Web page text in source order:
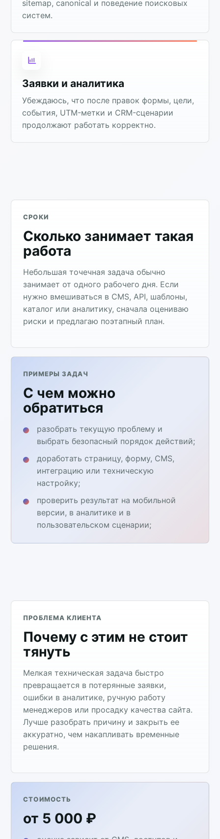
sitemap, canonical и поведение поисковых
систем.
Заявки и аналитика
Убеждаюсь, что после правок формы, цели,
события, UTM-метки и CRM-сценарии
продолжают работать корректно.
СРОКИ
Сколько занимает такая
работа
Небольшая точечная задача обычно
занимает от одного рабочего дня. Если
нужно вмешиваться в CMS, API, шаблоны,
каталог или аналитику, сначала оцениваю
риски и предлагаю поэтапный план.
ПРИМЕРЫ ЗАДАЧ
С чем можно
обратиться
разобрать текущую проблему и
выбрать безопасный порядок действий;
доработать страницу, форму, CMS,
интеграцию или техническую
настройку;
проверить результат на мобильной
версии, в аналитике и в
пользовательском сценарии;
ПРОБЛЕМА КЛИЕНТА
Почему с этим не стоит
тянуть
Мелкая техническая задача быстро
превращается в потерянные заявки,
ошибки в аналитике, ручную работу
менеджеров или просадку качества сайта.
Лучше разобрать причину и закрыть ее
аккуратно, чем накапливать временные
решения.
СТОИМОСТЬ
от 5 000 ₽